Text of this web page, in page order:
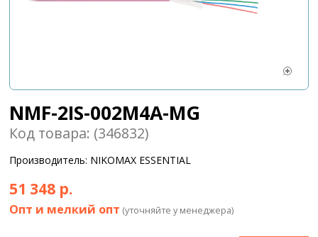
NMF-2IS-002M4A-MG
Код товара: (346832)
Производитель: NIKOMAX ESSENTIAL
51 348 р.
Опт и мелкий опт (уточняйте у менеджера)